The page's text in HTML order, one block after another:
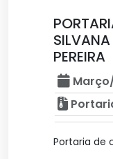
PEREIRA
Portaria de